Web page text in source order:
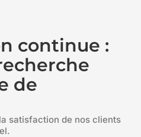
continue :
de
la satisfaction de nos clients